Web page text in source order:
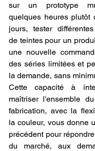
sur un prototype
quelques heures plutôt
jours, tester
de teintes pour un
une nouvelle
des séries limitées et
la demande, sans
Cette capacité à
maîtriser l'ensemble
fabrication, avec la
la couleur, vous donne
précédent pour
du marché, aux